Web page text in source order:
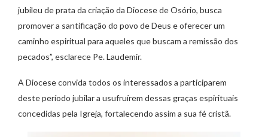
jubileu de prata da criação da Diocese de Osório, busca
promover a santificação do povo de Deus e oferecer um
caminho espiritual para aqueles que buscam a remissão dos
pecados”, esclarece Pe. Laudemir.
A Diocese convida todos os interessados a participarem
deste período jubilar a usufruírem dessas graças espirituais
concedidas pela Igreja, fortalecendo assim a sua fé cristã.